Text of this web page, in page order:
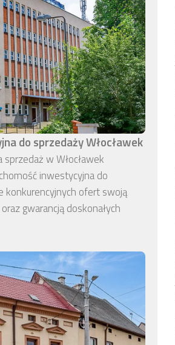
do sprzedaży Włocławek
w Włocławek
inwestycyjna do
konkurencyjnych ofert swoją
gwarancją doskonałych